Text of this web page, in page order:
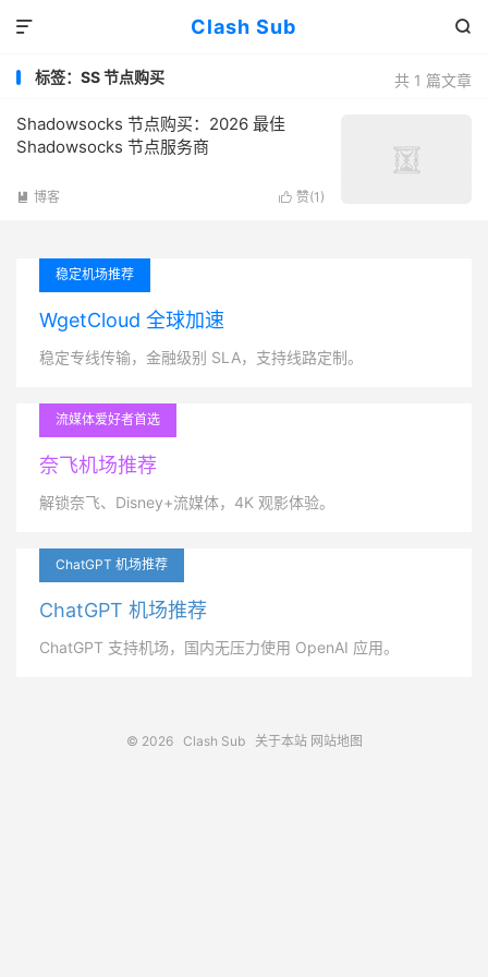
Clash Sub 

共 1 篇文章
标签：SS 节点购买
Shadowsocks 节点购买：2026 最佳
Shadowsocks 节点服务商
 赞(1 )
 博客
稳定机场推荐
WgetCloud 全球加速
稳定专线传输，金融级别 SLA，支持线路定制。
流媒体爱好者首选
奈飞机场推荐
解锁奈飞、Disney+流媒体，4K 观影体验。
ChatGPT 机场推荐
ChatGPT 机场推荐
ChatGPT 支持机场，国内无压力使用 OpenAI 应用。
© 2026 Clash Sub 关于本站 网站地图